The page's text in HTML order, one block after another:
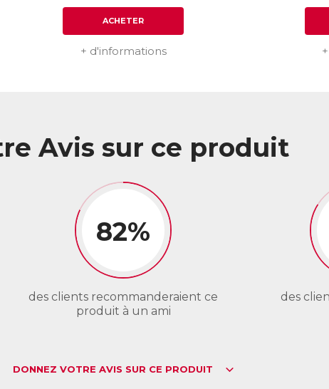
ACHETER
+ d'informations
Avis sur ce produit
82%
des clients recommanderaient ce
produit à un ami
des
DONNEZ VOTRE AVIS SUR CE PRODUIT